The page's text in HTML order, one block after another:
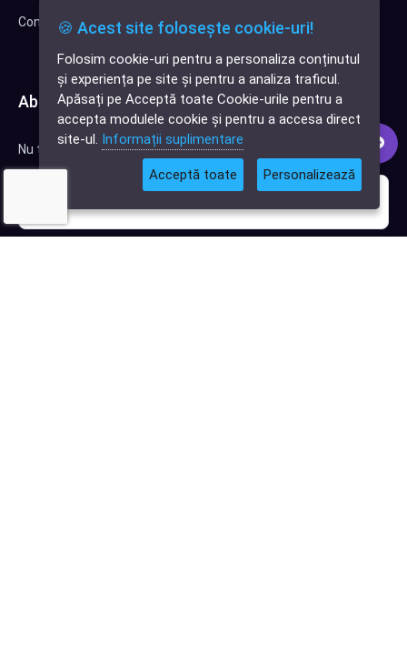
✕
Cauți o aplicație
software?
Contact
Abonează-te la newsletter
Nu trimitem spam, deci nu îți face griji.
🍪 Acest site folosește cookie-uri!
Folosim cookie-uri pentru a personaliza conținutul
și experiența pe site și pentru a analiza traficul.
Apăsați pe Acceptă toate Cookie-urile pentru a
accepta modulele cookie și pentru a accesa direct
site-ul. Informații suplimentare
Acceptă toate Personalizează